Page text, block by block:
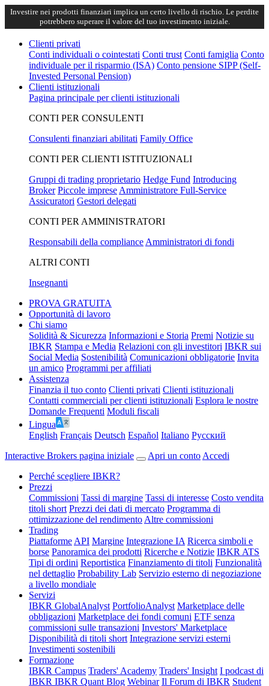
Investire nei prodotti finanziari implica un certo livello di rischio. Le perdite
potrebbero superare il valore del tuo investimento iniziale.
Clienti privati
Conti individuali o cointestati Conti trust Conti famiglia Conto
individuale per il risparmio (ISA) Conto pensione SIPP (Self-
Invested Personal Pension)
Clienti istituzionali
Pagina principale per clienti istituzionali
CONTI PER CONSULENTI
Consulenti finanziari abilitati Family Office
CONTI PER CLIENTI ISTITUZIONALI
Gruppi di trading proprietario Hedge Fund Introducing
Broker Piccole imprese Amministratore Full-Service
Assicuratori Gestori delegati
CONTI PER AMMINISTRATORI
Responsabili della compliance Amministratori di fondi
ALTRI CONTI
Insegnanti
PROVA GRATUITA
Opportunità di lavoro
Chi siamo
Solidità & Sicurezza Informazioni e Storia Premi Notizie su
IBKR Stampa e Media Relazioni con gli investitori IBKR sui
Social Media Sostenibilità Comunicazioni obbligatorie Invita
un amico Programmi per affiliati
Assistenza
Finanzia il tuo conto Clienti privati Clienti istituzionali
Contatti commerciali per clienti istituzionali Esplora le nostre
Domande Frequenti Moduli fiscali
Lingua
English Français Deutsch Español Italiano Pусский
Interactive Brokers pagina iniziale
Apri un conto Accedi
Perché scegliere IBKR?
Prezzi
Commissioni Tassi di margine Tassi di interesse Costo vendita
titoli short Prezzi dei dati di mercato Programma di
ottimizzazione del rendimento Altre commissioni
Trading
Piattaforme API Margine Integrazione IA Ricerca simboli e
borse Panoramica dei prodotti Ricerche e Notizie IBKR ATS
Tipi di ordini Reportistica Finanziamento di titoli Funzionalità
nel dettaglio Probability Lab Servizio esterno di negoziazione
a livello mondiale
Servizi
IBKR GlobalAnalyst PortfolioAnalyst Marketplace delle
obbligazioni Marketplace dei fondi comuni ETF senza
commissioni sulle transazioni Investors' Marketplace
Disponibilità di titoli short Integrazione servizi esterni
Investimenti sostenibili
Formazione
IBKR Campus Traders' Academy Traders' Insight I podcast di
IBKR IBKR Quant Blog Webinar Il Forum di IBKR Student